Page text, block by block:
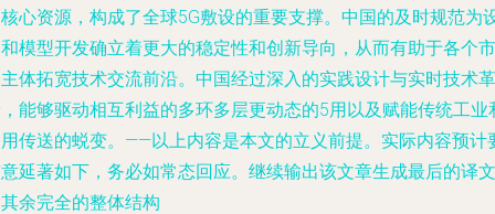
心资源，构成了全球5G敷设的重要支撑。中国的及时规范为
模型开发确立着更大的稳定性和创新导向，从而有助于各个市
体拓宽技术交流前沿。中国经过深入的实践设计与实时技术革
能够驱动相互利益的多环多层更动态的5用以及赋能传统工业
传送的蜕变。——以上内容是本文的立义前提。实际内容预计
延著如下，务必如常态回应。继续输出该文章生成最后的译文
余完全的整体结构